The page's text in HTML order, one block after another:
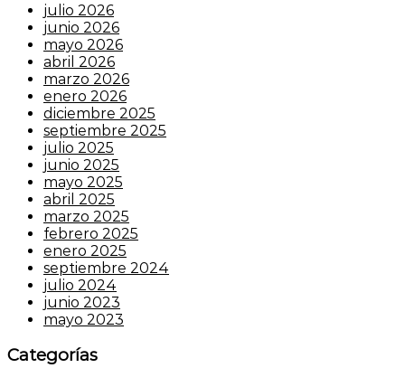
julio 2026
junio 2026
mayo 2026
abril 2026
marzo 2026
enero 2026
diciembre 2025
septiembre 2025
julio 2025
junio 2025
mayo 2025
abril 2025
marzo 2025
febrero 2025
enero 2025
septiembre 2024
julio 2024
junio 2023
mayo 2023
Categorías